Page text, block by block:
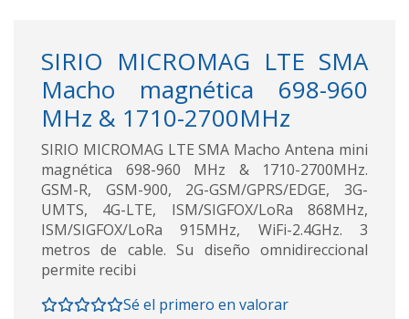
SIRIO MICROMAG LTE SMA
Macho magnética 698-960
MHz & 1710-2700MHz
SIRIO MICROMAG LTE SMA Macho Antena mini
magnética 698-960 MHz & 1710-2700MHz.
GSM-R, GSM-900, 2G-GSM/GPRS/EDGE, 3G-
UMTS, 4G-LTE, ISM/SIGFOX/LoRa 868MHz,
ISM/SIGFOX/LoRa 915MHz, WiFi-2.4GHz. 3
metros de cable. Su diseño omnidireccional
permite recibi
Sé el primero en valorar